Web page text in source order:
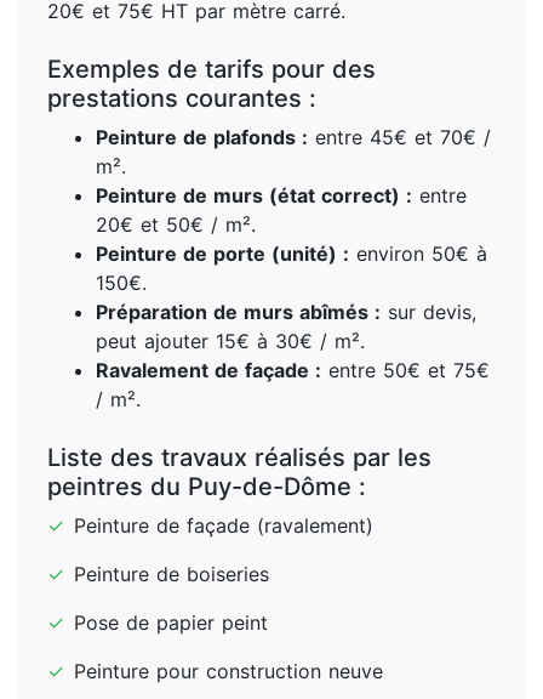
20€ et 75€ HT par mètre carré.
Exemples de tarifs pour des
prestations courantes :
Peinture de plafonds : entre 45€ et 70€ /
m².
Peinture de murs (état correct) : entre
20€ et 50€ / m².
Peinture de porte (unité) : environ 50€ à
150€.
Préparation de murs abîmés : sur devis,
peut ajouter 15€ à 30€ / m².
Ravalement de façade : entre 50€ et 75€
/ m².
Liste des travaux réalisés par les
peintres du Puy-de-Dôme :
✓ Peinture de façade (ravalement)
✓ Peinture de boiseries
✓ Pose de papier peint
✓ Peinture pour construction neuve